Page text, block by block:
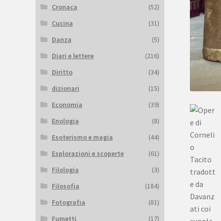
Cronaca
(52)
Cucina
(31)
Danza
(5)
Diari e lettere
(216)
Diritto
(34)
dizionari
(15)
Economia
(39)
Enologia
(8)
Esoterismo e magia
(44)
Esplorazioni e scoperte
(61)
Filologia
(3)
Filosofia
(184)
Fotografia
(81)
Fumetti
(17)